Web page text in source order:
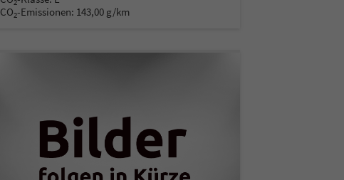
2
CO2-Emissionen: 143,00 g/km